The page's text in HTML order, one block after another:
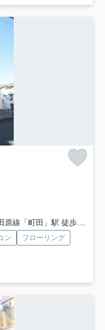
線「町田」駅 徒歩10分
ン
フローリング